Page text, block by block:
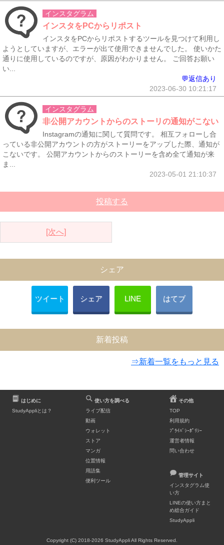
インスタグラム
インスタをPCからリポスト
インスタをPCからリポストするツールを見つけて利用し
ようとしていますが、エラーが出て使用できませんでした。 使いかた
通りに使用しているのですが、原因がわかりません。 ご回答お願い
い...
💬返信あり
2023-06-30 10:21:17
インスタグラム
非公開アカウントからのストーリの通知がこない
Instagramの通知に関して質問です。 相互フォローし合
っている非公開アカウントの方がストーリーをアップした際、通知が
こないです。 公開アカウントからのストーリーを含め全て通知が来
ま...
2023-05-01 21:10:37
投稿する
[次へ]
シェア
ツイート シェア LINE はてブ
新着投稿
⇒新着一覧をもっと見る
はじめに
StudyAppliとは？
使い方を調べる
ライブ配信
動画
ウォレット
ストア
マンガ
位置情報
用語集
便利ツール
その他
TOP
利用規約
ﾌﾟﾗｲﾊﾞｼｰﾎﾟﾘｼｰ
運営者情報
問い合わせ
管理サイト
インスタグラム使
い方
LINEの使い方まと
め総合ガイド
StudyAppli
Copyright (C) 2018-2026 StudyAppli All Rights Reserved.